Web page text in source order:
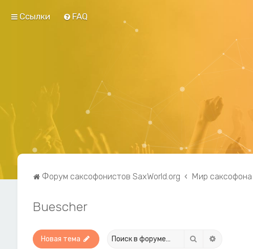
Ссылки FAQ
Форум саксофонистов SaxWorld.org Мир саксофона
Buescher
Новая тема Поиск